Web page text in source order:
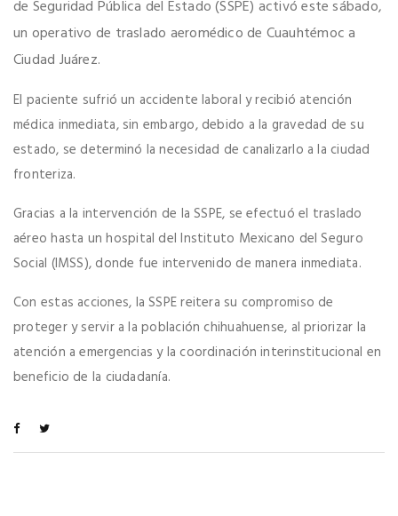
de Seguridad Pública del Estado (SSPE) activó este sábado,
un operativo de traslado aeromédico de Cuauhtémoc a
Ciudad Juárez.
El paciente sufrió un accidente laboral y recibió atención
médica inmediata, sin embargo, debido a la gravedad de su
estado, se determinó la necesidad de canalizarlo a la ciudad
fronteriza.
Gracias a la intervención de la SSPE, se efectuó el traslado
aéreo hasta un hospital del Instituto Mexicano del Seguro
Social (IMSS), donde fue intervenido de manera inmediata.
Con estas acciones, la SSPE reitera su compromiso de
proteger y servir a la población chihuahuense, al priorizar la
atención a emergencias y la coordinación interinstitucional en
beneficio de la ciudadanía.